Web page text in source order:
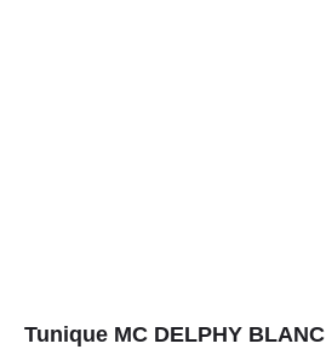
Tunique MC DELPHY